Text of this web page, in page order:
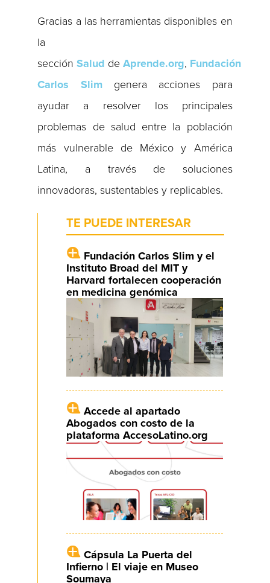
Gracias a las herramientas disponibles en
la
secciónSalud deAprende.org, Fundación
Carlos Slimgenera acciones para
ayudar a resolver los principales
problemas de salud entre la población
más vulnerable de México y América
Latina, a través de soluciones
innovadoras, sustentables y replicables.
TE PUEDE INTERESAR
Fundación Carlos Slim y el
Instituto Broad del MIT y
Harvard fortalecen cooperación
en medicina genómica
Accede al apartado
Abogados con costo de la
plataforma AccesoLatino.org
Cápsula La Puerta del
Infierno | El viaje en Museo
Soumaya